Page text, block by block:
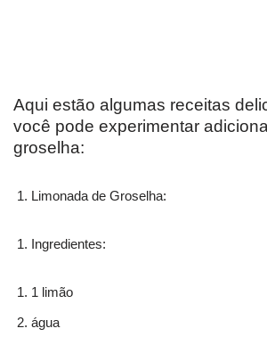
Aqui estão algumas receitas
você pode experimentar
groselha:
Limonada de Groselha:
Ingredientes:
1 limão
água